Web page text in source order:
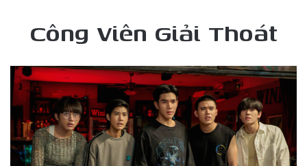
Công Viên Giải Thoát